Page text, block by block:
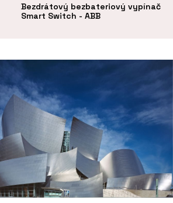
Bezdrátový bezbateriový vypínač
Smart Switch - ABB